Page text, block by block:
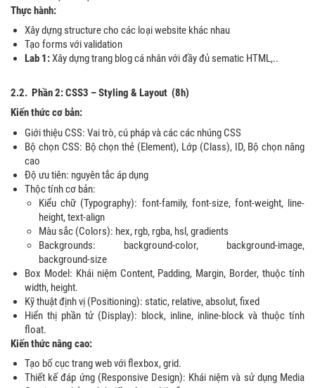
Thực hành:
Xây dựng structure cho các loại website khác nhau
Tạo forms với validation
Lab 1:Xây dựng trang blog cá nhân với đầy đủ sematic HTML,..
2.2. Phần 2: CSS3 – Styling & Layout (8h)
Kiến thức cơ bản:
Giới thiệu CSS: Vai trò, cú pháp và các các nhúng CSS
Bộ chọn CSS: Bộ chọn thẻ (Element), Lớp (Class), ID, Bộ chọn nâng
cao
Độ ưu tiên: nguyên tắc áp dụng
Thộc tính cơ bản:
Kiểu chữ (Typography): font-family, font-size, font-weight, line-
height, text-align
Màu sắc (Colors): hex, rgb, rgba, hsl, gradients
Backgrounds: background-color, background-image,
background-size
Box Model: Khái niệm Content, Padding, Margin, Border, thuộc tính
width, height.
Kỹ thuật định vị (Positioning): static, relative, absolut, fixed
Hiển thị phần tử (Display): block, inline, inline-block và thuộc tính
float.
Kiến thức nâng cao:
Tạo bố cục trang web với flexbox, grid.
Thiết kế đáp ứng (Responsive Design): Khái niệm và sử dụng Media